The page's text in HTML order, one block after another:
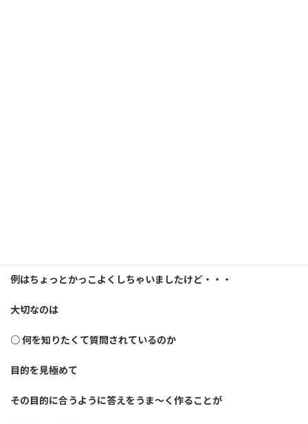
例はちょっとかっこよくしちゃいましたけど・・・
大切なのは
○ 何を知りたくて質問されているのか
目的を見極めて
その目的に合うように答えをうま〜く作ることが